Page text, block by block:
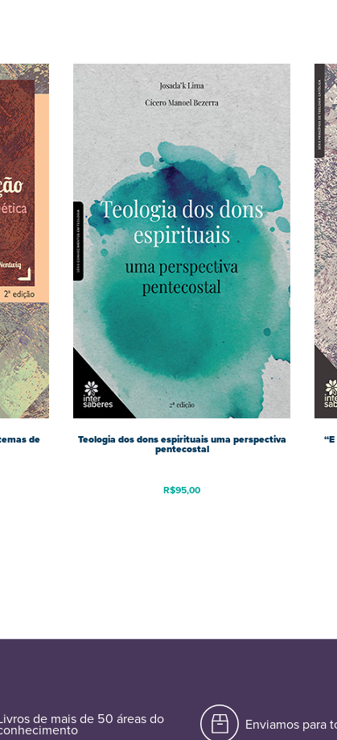
de Teologia dos dons espirituais uma perspectiva
pentecostal
R$95,00
de mais de 50 áreas do Enviamos para